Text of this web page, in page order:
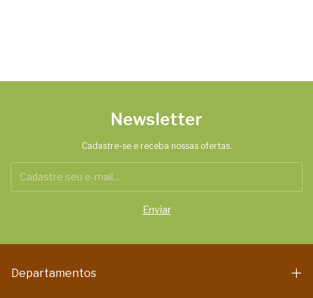
Newsletter
Cadastre-se e receba nossas ofertas.
Departamentos